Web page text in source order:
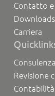
Contatto
Downloads
Carriera
Revisione
Contabilità